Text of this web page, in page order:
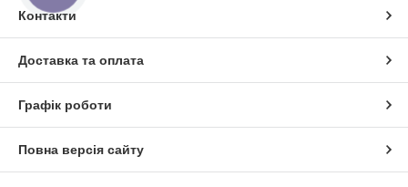
Контакти
Доставка та оплата
Графік роботи
Повна версія сайту